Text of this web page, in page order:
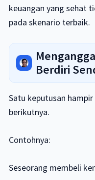
keuangan yang sehat
pada skenario terbaik.
Berdiri
Satu keputusan
berikutnya.
Contohnya:
Seseorang membeli